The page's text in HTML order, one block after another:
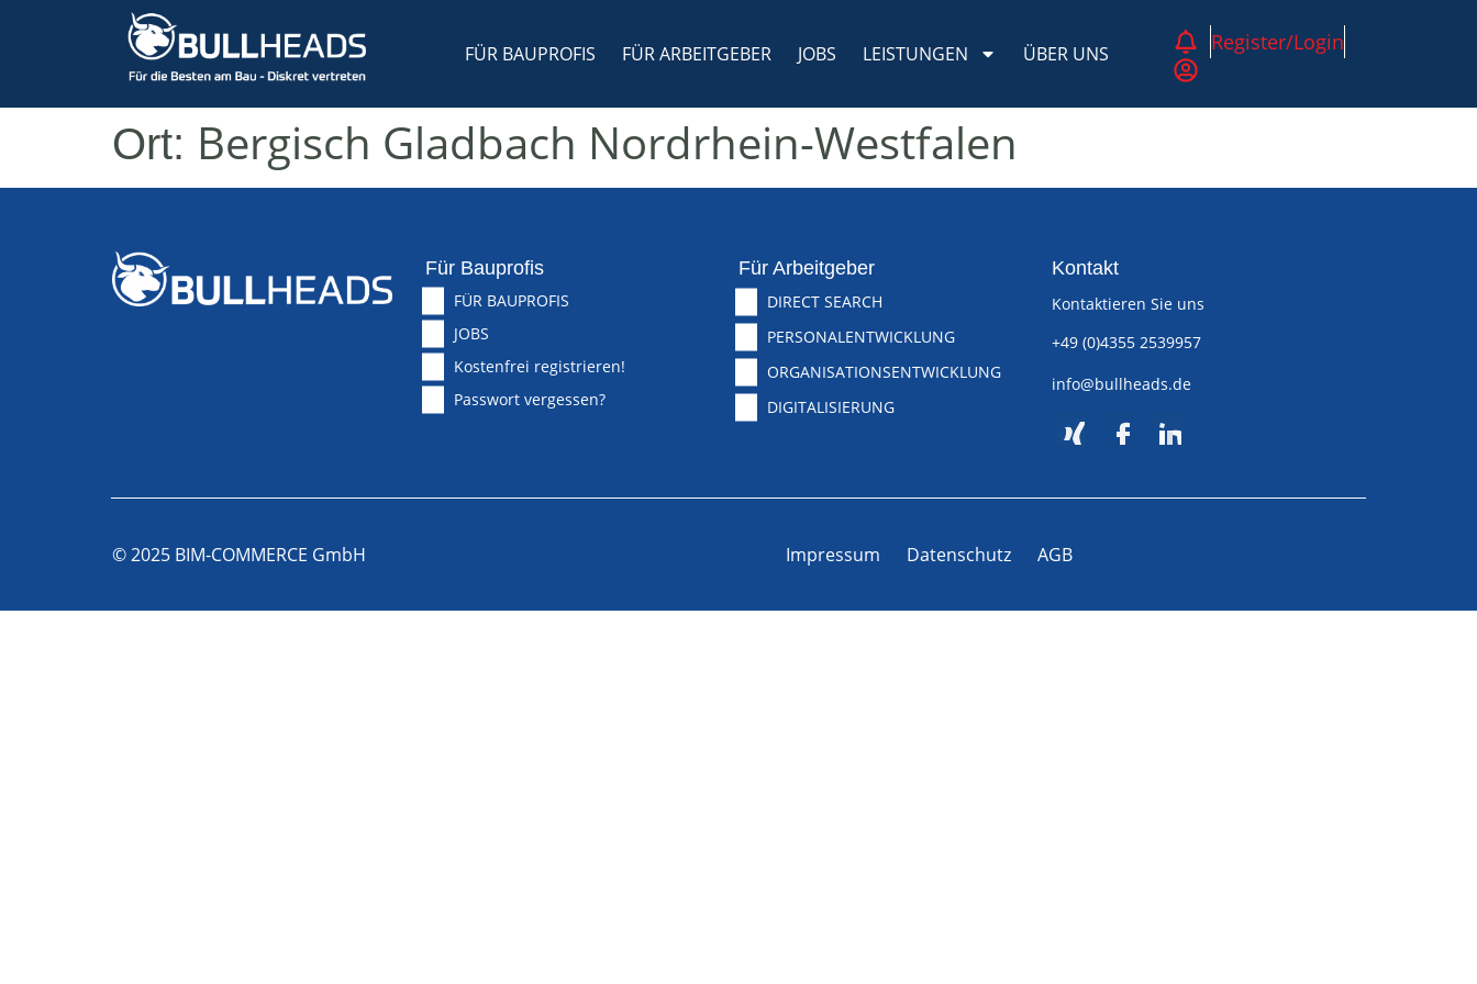
FÜR BAUPROFIS FÜR ARBEITGEBER JOBS LEISTUNGEN ÜBER UNS Register/Login
Ort: Bergisch Gladbach Nordrhein-Westfalen
Für Bauprofis
FÜR BAUPROFIS
JOBS
Kostenfrei registrieren!
Passwort vergessen?
Für Arbeitgeber
DIRECT SEARCH
PERSONALENTWICKLUNG
ORGANISATIONSENTWICKLUNG
DIGITALISIERUNG
Kontakt
Kontaktieren Sie uns
+49 (0)4355 2539957
info@bullheads.de
© 2025 BIM-COMMERCE GmbH Impressum Datenschutz AGB